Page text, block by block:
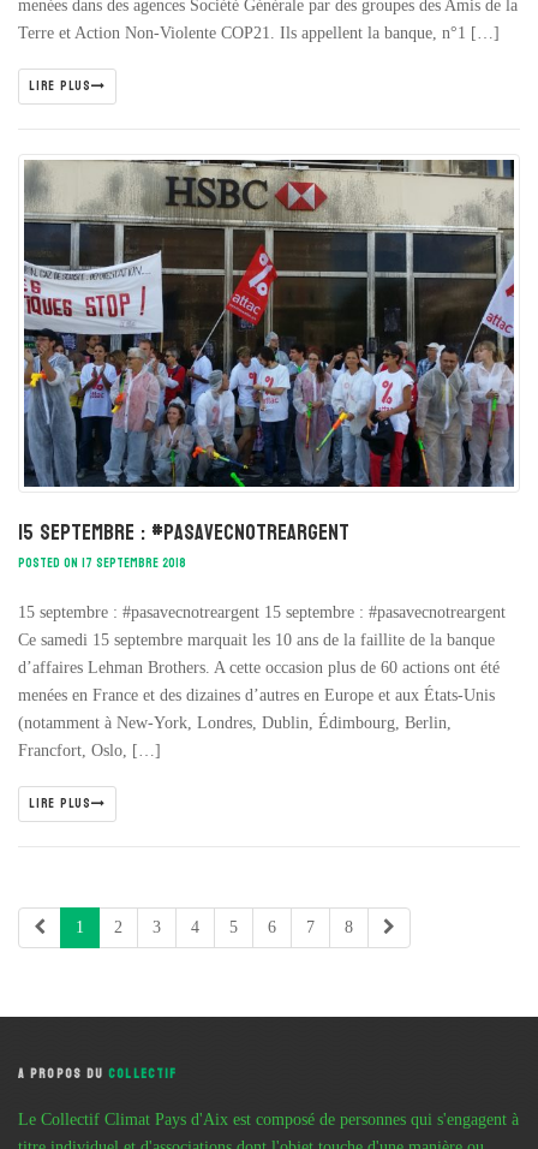
menées dans des agences Société Générale par des groupes des Amis de la
Terre et Action Non-Violente COP21. Ils appellent la banque, n°1 […]
LIRE PLUS
15 septembre : #pasavecnotreargent
POSTED ON 17 SEPTEMBRE 2018
15 septembre : #pasavecnotreargent 15 septembre : #pasavecnotreargent
Ce samedi 15 septembre marquait les 10 ans de la faillite de la banque
d’affaires Lehman Brothers. A cette occasion plus de 60 actions ont été
menées en France et des dizaines d’autres en Europe et aux États-Unis
(notamment à New-York, Londres, Dublin, Édimbourg, Berlin,
Francfort, Oslo, […]
LIRE PLUS
1 2 3 4 5 6 7 8
A PROPOS DUCOLLECTIF
Le Collectif Climat Pays d'Aix est composé de personnes qui s'engagent à